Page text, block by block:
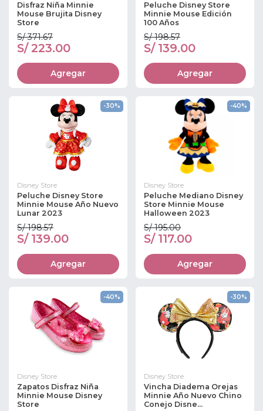
Disfraz Niña Minnie
Mouse Brujita Disney
Store
S/ 371.67
S/ 223.00
Agregar
Peluche Disney Store
Minnie Mouse Edición
100 Años
S/ 198.57
S/ 139.00
Agregar
-30%
Disney Store
Peluche Disney Store
Minnie Mouse Año Nuevo
Lunar 2023
S/ 198.57
S/ 139.00
Agregar
-40%
Disney Store
Peluche Mediano Disney
Store Minnie Mouse
Halloween 2023
S/ 195.00
S/ 117.00
Agregar
-40%
Disney Store
Zapatos Disfraz Niña
Minnie Mouse Disney
Store
-30%
Disney Store
Vincha Diadema Orejas
Minnie Año Nuevo Chino
Conejo Disne...